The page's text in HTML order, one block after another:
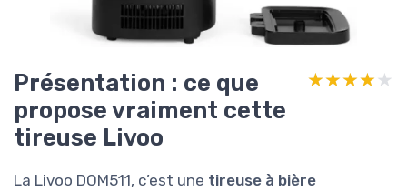
Présentation : ce que
propose vraiment cette
tireuse Livoo
★★★★★
★★★★★
La Livoo DOM511, c’est une tireuse à bière